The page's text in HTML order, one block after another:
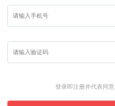
登录即注册并代表同意